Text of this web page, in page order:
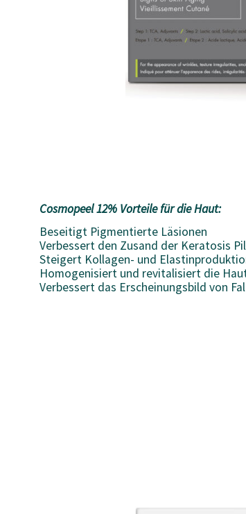
Cosmopeel 12% Vorteile für die Haut:
Beseitigt Pigmentierte Läsionen
Verbessert den Zusand der Keratosis
Steigert Kollagen- und
Homogenisiert und revitalisiert die
Verbessert das Erscheinungsbild von